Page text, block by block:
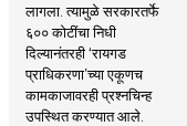
लागला. त्यामुळे सरकारतर्फे
६०० कोटींचा निधी
दिल्यानंतरही ‘रायगड
प्राधिकरणा’च्या एकूणच
कामकाजावरही प्रश्नचिन्ह
उपस्थित करण्यात आले.